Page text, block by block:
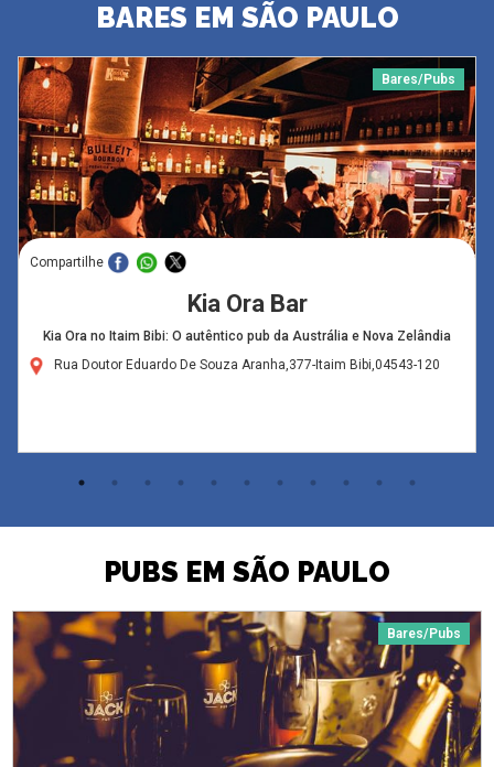
BARES EM SÃO PAULO
Bares/Pubs
Compartilhe
Kia Ora Bar
Kia Ora no Itaim Bibi: O autêntico pub da Austrália e Nova Zelândia
Rua Doutor Eduardo De Souza Aranha,377-Itaim Bibi,04543-120
PUBS EM SÃO PAULO
Bares/Pubs